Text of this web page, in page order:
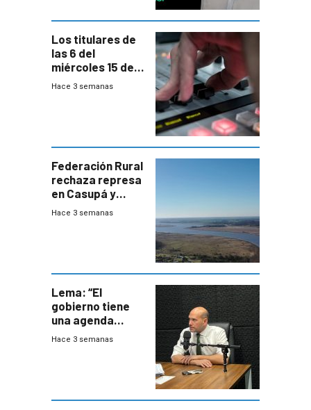
Los titulares de
las 6 del
miércoles 15 de
julio de 2026
Hace 3 semanas
Federación Rural
rechaza represa
en Casupá y
firma demanda
Hace 3 semanas
Lema: “El
gobierno tiene
una agenda
destructiva”
Hace 3 semanas